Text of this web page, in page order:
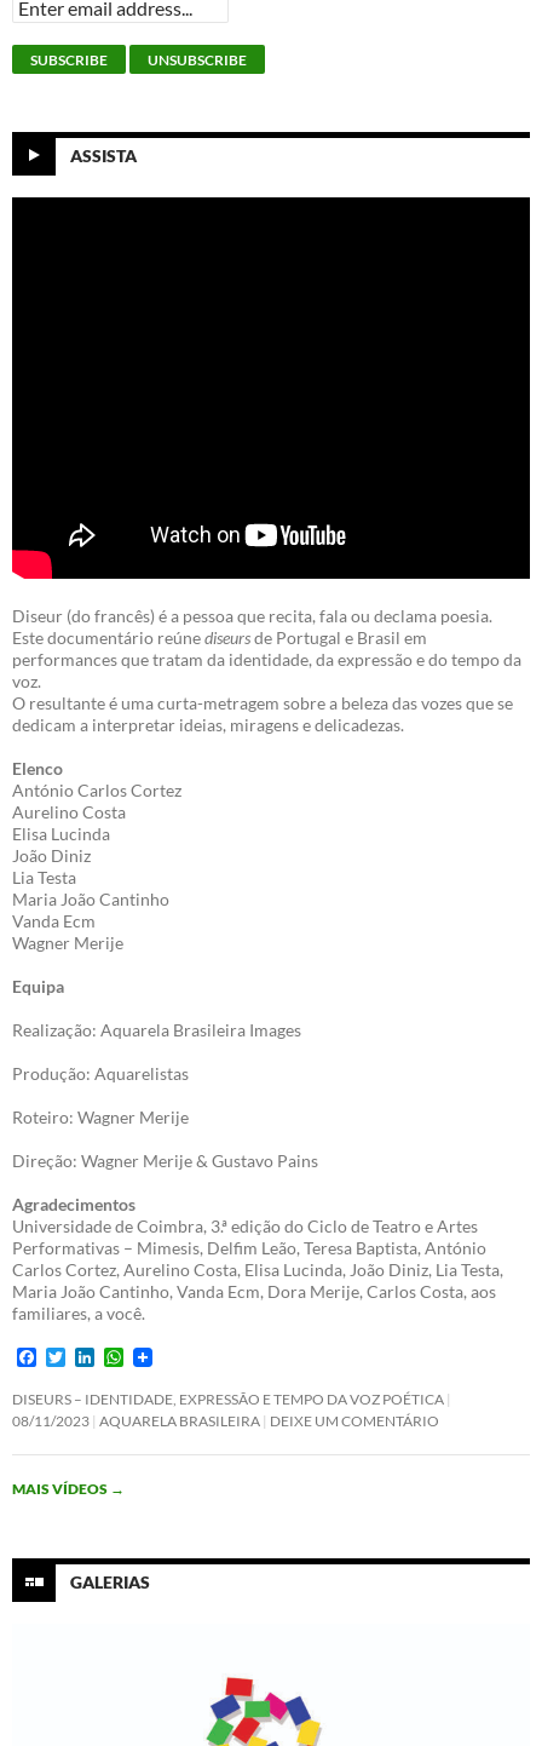
ASSISTA
Diseur (do francês) é a pessoa que recita, fala ou declama poesia.
Este documentário reúnediseursde Portugal e Brasil em
performances que tratam da identidade, da expressão e do tempo da
voz.
O resultante é uma curta-metragem sobre a beleza das vozes que se
dedicam a interpretar ideias, miragens e delicadezas.
Elenco
António Carlos Cortez
Aurelino Costa
Elisa Lucinda
João Diniz
Lia Testa
Maria João Cantinho
Vanda Ecm
Wagner Merije
Equipa
Realização: Aquarela Brasileira Images
Produção: Aquarelistas
Roteiro: Wagner Merije
Direção: Wagner Merije & Gustavo Pains
Agradecimentos
Universidade de Coimbra, 3.ª edição do Ciclo de Teatro e Artes
Performativas – Mimesis, Delfim Leão, Teresa Baptista, António
Carlos Cortez, Aurelino Costa, Elisa Lucinda, João Diniz, Lia Testa,
Maria João Cantinho, Vanda Ecm, Dora Merije, Carlos Costa, aos
familiares, a você.
F
c
e
b
o
k
T
i
t
t
e
n
k
e
d
n
W
a
t
s
A
DISEURS – IDENTIDADE, EXPRESSÃO E TEMPO DA VOZ POÉTICA
08/11/2023 AQUARELA BRASILEIRA DEIXE UM COMENTÁRIO
MAIS VÍDEOS →
GALERIAS